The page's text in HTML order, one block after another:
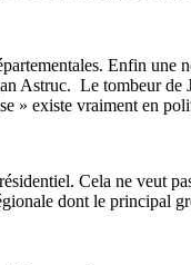
Enfin
Astruc. Le tombeur
» existe vraiment en
Cela ne veut
dont le principal